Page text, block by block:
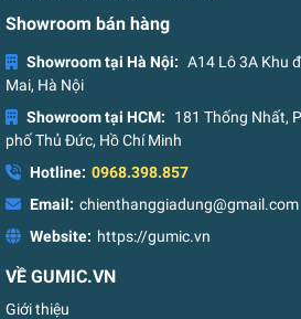
Showroom bán hàng
Showroom tại Hà Nội: A14 Lô 3A Khu
Mai, Hà Nội
Showroom tại HCM:
181 Thống Nhất,
phố Thủ Đức, Hồ Chí Minh
Hotline: 0968.398.857
Email: chienthanggiadung@gmail.com
Website: https://gumic.vn
VỀ GUMIC.VN
Giới thiệu